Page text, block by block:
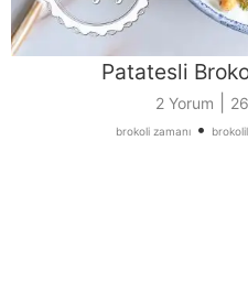
Patatesli
2 Yorum
brokoli zamanı •